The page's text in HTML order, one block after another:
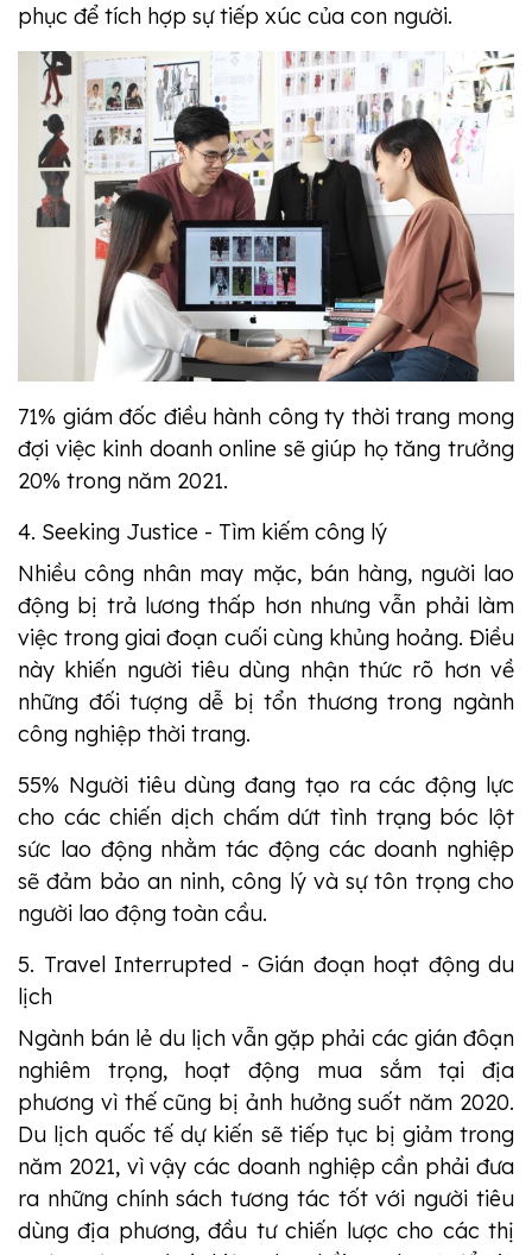
phục để tích hợp sự tiếp xúc của con người.
71% giám đốc điều hành công ty thời trang mong
đợi việc kinh doanh online sẽ giúp họ tăng trưởng
20% trong năm 2021.
4. Seeking Justice - Tìm kiếm công lý
Nhiều công nhân may mặc, bán hàng, người lao
động bị trả lương thấp hơn nhưng vẫn phải làm
việc trong giai đoạn cuối cùng khủng hoảng. Điều
này khiến người tiêu dùng nhận thức rõ hơn về
những đối tượng dễ bị tổn thương trong ngành
công nghiệp thời trang.
55% Người tiêu dùng đang tạo ra các động lực
cho các chiến dịch chấm dứt tình trạng bóc lột
sức lao động nhằm tác động các doanh nghiệp
sẽ đảm bảo an ninh, công lý và sự tôn trọng cho
người lao động toàn cầu.
5. Travel Interrupted - Gián đoạn hoạt động du
lịch
Ngành bán lẻ du lịch vẫn gặp phải các gián đôạn
nghiêm trọng, hoạt động mua sắm tại địa
phương vì thế cũng bị ảnh hưởng suốt năm 2020.
Du lịch quốc tế dự kiến sẽ tiếp tục bị giảm trong
năm 2021, vì vậy các doanh nghiệp cần phải đưa
ra những chính sách tương tác tốt với người tiêu
dùng địa phương, đầu tư chiến lược cho các thị